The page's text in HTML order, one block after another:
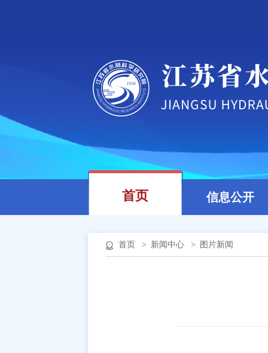
首页 信息公开
首页 > 新闻中心 > 图片新闻